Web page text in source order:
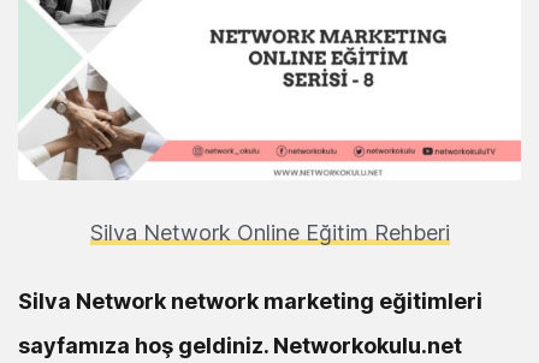
Silva Network Online Eğitim Rehberi
Silva Network network marketing eğitimleri
sayfamıza hoş geldiniz. Networkokulu.net